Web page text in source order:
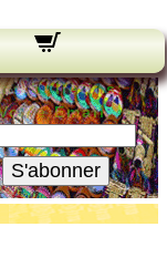
bulletins:
Email:
S'abonner